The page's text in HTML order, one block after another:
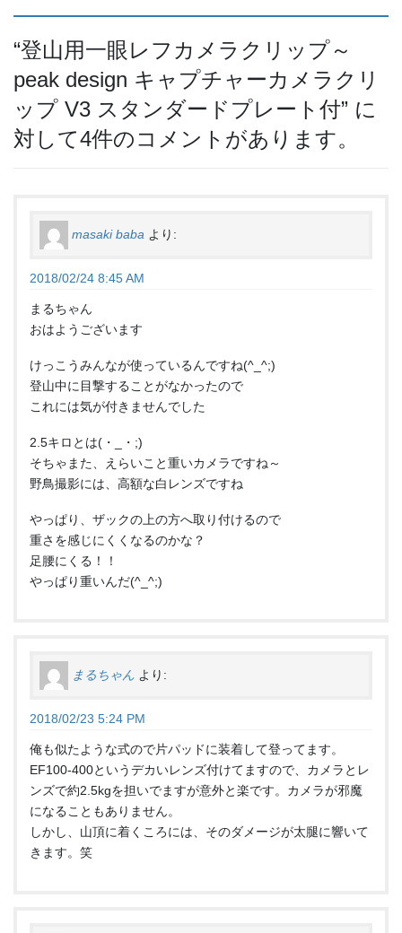
“登山用一眼レフカメラクリップ～
peak design キャプチャーカメラクリ
ップ V3 スタンダードプレート付” に
対して4件のコメントがあります。
masaki baba より:
2018/02/24 8:45 AM
まるちゃん
おはようございます
けっこうみんなが使っているんですね(^_^;)
登山中に目撃することがなかったので
これには気が付きませんでした
2.5キロとは(・_・;)
そちゃまた、えらいこと重いカメラですね～
野鳥撮影には、高額な白レンズですね
やっぱり、ザックの上の方へ取り付けるので
重さを感じにくくなるのかな？
足腰にくる！！
やっぱり重いんだ(^_^;)
まるちゃん より:
2018/02/23 5:24 PM
俺も似たような式ので片パッドに装着して登ってます。
EF100-400というデカいレンズ付けてますので、カメラとレ
ンズで約2.5kgを担いでますが意外と楽です。カメラが邪魔
になることもありません。
しかし、山頂に着くころには、そのダメージが太腿に響いて
きます。笑